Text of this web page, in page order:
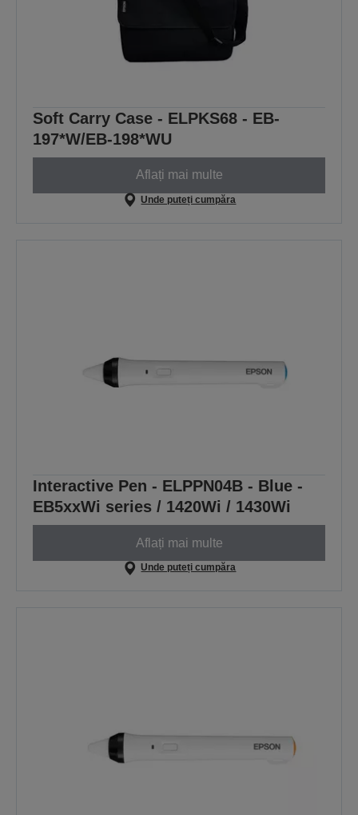
Soft Carry Case - ELPKS68 - EB-
197*W/EB-198*WU
Aflați mai multe
Unde puteți cumpăra
Interactive Pen - ELPPN04B - Blue -
EB5xxWi series / 1420Wi / 1430Wi
Aflați mai multe
Unde puteți cumpăra